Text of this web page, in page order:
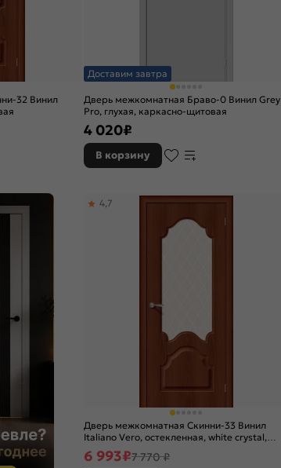
32 Винил
Доставим завтра
Дверь межкомнатная Браво-0 Винил Grey
Pro, глухая, каркасно-щитовая
4 020₽
В корзину
Дверь межкомнатная Скинни-33 Винил
Italiano Vero, остекленная, white сrystal,
скиновая
4,7
6 993₽7 770 ₽